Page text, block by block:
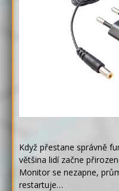
Když přestane správně
většina lidí začne
Monitor se nezapne,
restartuje…